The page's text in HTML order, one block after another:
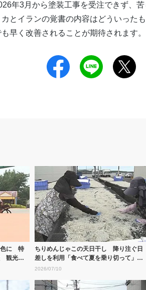
年3月から塗装工事を受注できず、苦
とイランの覚書の内容はどういったも
早く改善されることが期待されます。
色に 特
観光地
ちりめんじゃこの天日干し 降り注ぐ日
差しを利用「食べて夏を乗り切って」大
分
2026/07/10